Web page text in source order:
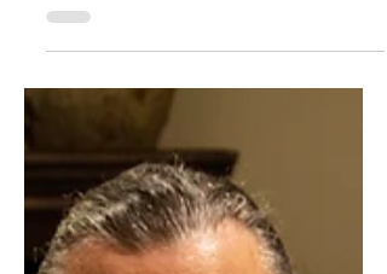
d'Arles : Naïs Lesbros. Naïs a grandi
dans une famille de bergers à Mollégès.